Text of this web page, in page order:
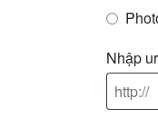
Nhập